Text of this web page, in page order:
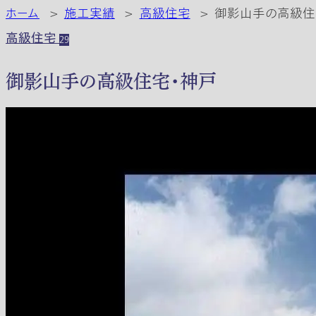
ホーム > 施工実績 > 高級住宅 > 御影山手の高級住
高級住宅29
御影山手の高級住宅・神戸